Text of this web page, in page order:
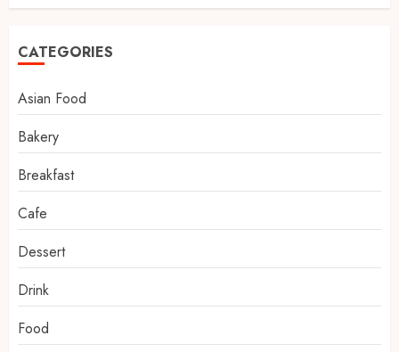
CATEGORIES
Asian Food
Bakery
Breakfast
Cafe
Dessert
Drink
Food